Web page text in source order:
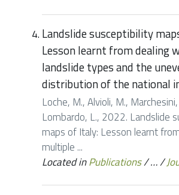
Landslide susceptibility
Lesson learnt from dealing
landslide types and the
distribution of the national
Loche, M., Alvioli, M.,
Lombardo, L., 2022. Landslide
maps of Italy: Lesson learnt
multiple ...
Located inPublications/…/